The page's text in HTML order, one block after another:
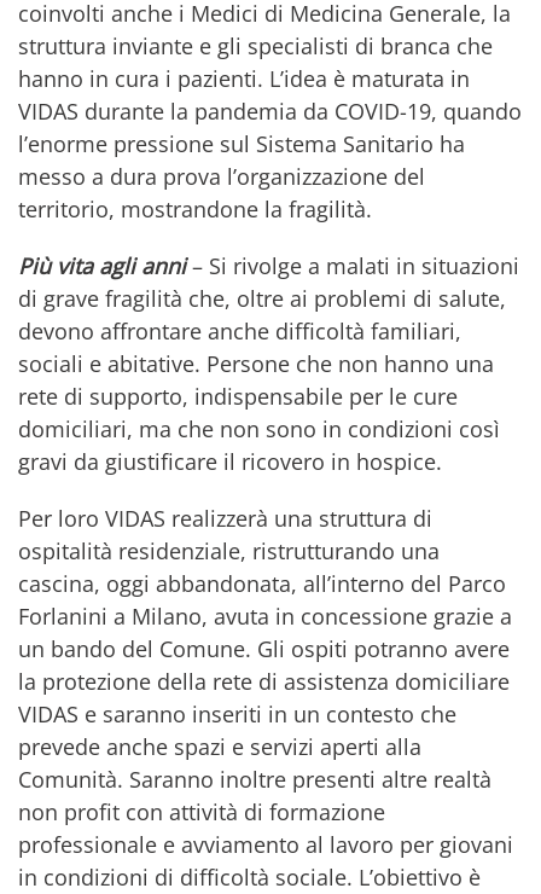
coinvolti anche i Medici di Medicina Generale, la
struttura inviante e gli specialisti di branca che
hanno in cura i pazienti. L’idea è maturata in
VIDAS durante la pandemia da COVID-19, quando
l’enorme pressione sul Sistema Sanitario ha
messo a dura prova l’organizzazione del
territorio, mostrandone la fragilità.
Più vita agli anni– Si rivolge a malati in situazioni
di grave fragilità che, oltre ai problemi di salute,
devono affrontare anche difficoltà familiari,
sociali e abitative. Persone che non hanno una
rete di supporto, indispensabile per le cure
domiciliari, ma che non sono in condizioni così
gravi da giustificare il ricovero in hospice.
Per loro VIDAS realizzerà una struttura di
ospitalità residenziale, ristrutturando una
cascina, oggi abbandonata, all’interno del Parco
Forlanini a Milano, avuta in concessione grazie a
un bando del Comune. Gli ospiti potranno avere
la protezione della rete di assistenza domiciliare
VIDAS e saranno inseriti in un contesto che
prevede anche spazi e servizi aperti alla
Comunità. Saranno inoltre presenti altre realtà
non profit con attività di formazione
professionale e avviamento al lavoro per giovani
in condizioni di difficoltà sociale. L’obiettivo è